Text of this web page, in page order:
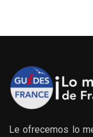
Le ofrecemos lo